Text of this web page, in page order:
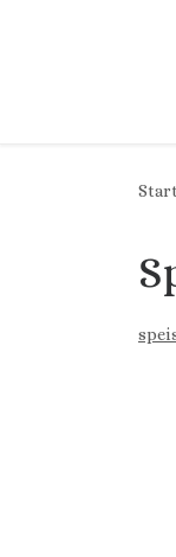
Start